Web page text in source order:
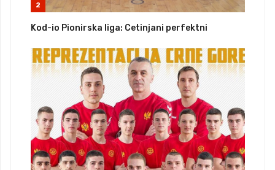
2
Kod-io Pionirska liga: Cetinjani perfektni